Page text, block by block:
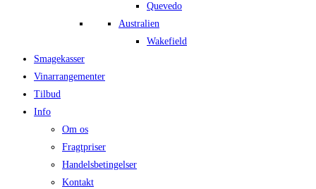
Quevedo
Australien
Wakefield
Smagekasser
Vinarrangementer
Tilbud
Info
Om os
Fragtpriser
Handelsbetingelser
Kontakt